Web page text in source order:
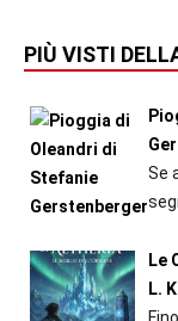
PIÙ VISTI
Se
Le
L.